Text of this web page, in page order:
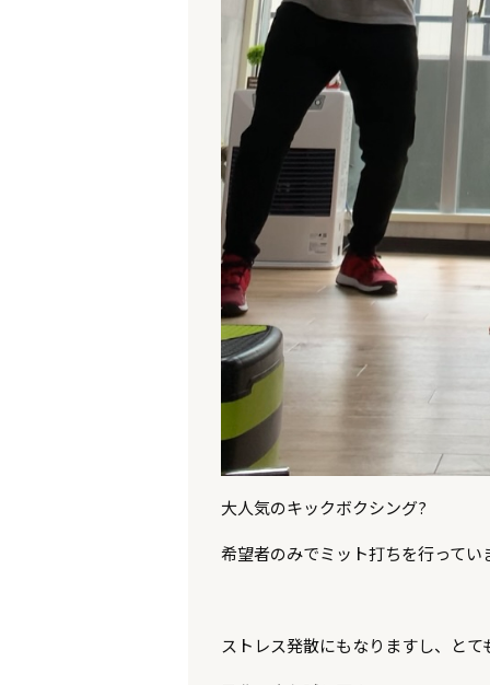
大人気のキックボクシング?
希望者のみでミット打ちを行ってい
ストレス発散にもなりますし、と